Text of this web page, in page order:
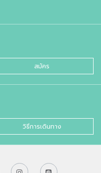
สมัคร
วิธีการเดินทาง